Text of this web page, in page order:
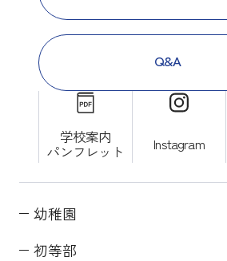
Q&A
学校案内
パンフレット Instagram
幼稚園
初等部